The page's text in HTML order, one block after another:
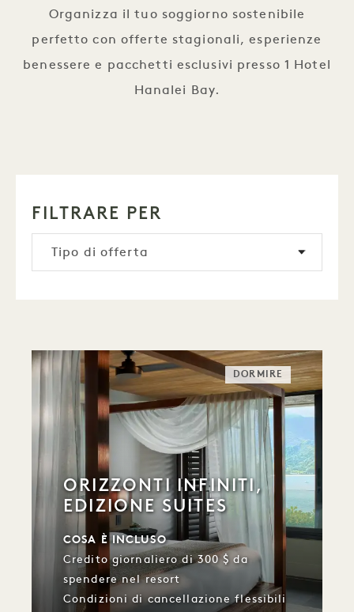
Organizza il tuo soggiorno sostenibile
perfetto con offerte stagionali, esperienze
benessere e pacchetti esclusivi presso 1 Hotel
Hanalei Bay.
FILTRARE PER
Tipo di offerta
DORMIRE
ORIZZONTI INFINITI,
EDIZIONE SUITES
COSA È INCLUSO
Credito giornaliero di 300 $ da
spendere nel resort
Condizioni di cancellazione flessibili